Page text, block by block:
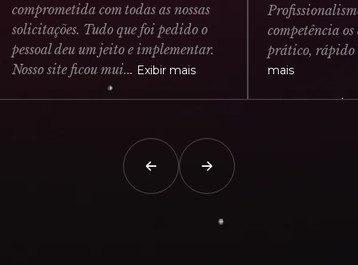
com todas as nossas
Tudo que foi pedido o
deu um jeito e implementar.
site ficou mui... Exibir mais
Profissionalismo,
competência os
prático, rápido e